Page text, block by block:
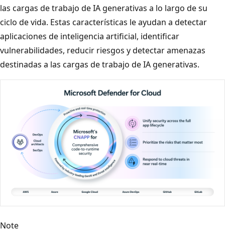
las cargas de trabajo de IA generativas a lo largo de su
ciclo de vida. Estas características le ayudan a detectar
aplicaciones de inteligencia artificial, identificar
vulnerabilidades, reducir riesgos y detectar amenazas
destinadas a las cargas de trabajo de IA generativas.
Note